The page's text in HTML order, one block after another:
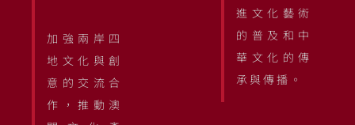
加強兩岸四
地文化與創
意的交流合
作，推動澳
進文化藝術
的普及和中
華文化的傳
承與傳播。